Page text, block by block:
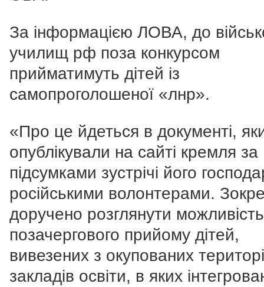
За інформацією ЛОВА, до
училищ рф поза конкурсом
прийматимуть дітей із
самопроголошеної «лнр».
«Про це йдеться в документі,
опублікували на сайті кремля за
підсумками зустрічі його
російськими волонтерами.
доручено розглянути можливість
позачергового прийому дітей,
вивезених з окупованих
закладів освіти, в яких